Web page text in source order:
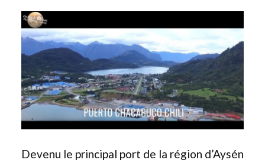
Devenu le principal port de la région d’Aysén